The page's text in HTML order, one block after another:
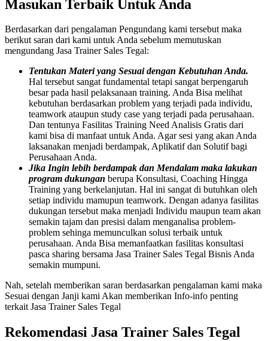
Masukan Terbaik Untuk Anda
Berdasarkan dari pengalaman Pengundang kami tersebut maka
berikut saran dari kami untuk Anda sebelum memutuskan
mengundang Jasa Trainer Sales Tegal:
Tentukan Materi yang Sesuai dengan Kebutuhan Anda.
Hal tersebut sangat fundamental tetapi sangat berpengaruh
besar pada hasil pelaksanaan training. Anda Bisa melihat
kebutuhan berdasarkan problem yang terjadi pada individu,
teamwork ataupun study case yang terjadi pada perusahaan.
Dan tentunya Fasilitas Training Need Analisis Gratis dari
kami bisa di manfaat untuk Anda. Agar sesi yang akan Anda
laksanakan menjadi berdampak, Aplikatif dan Solutif bagi
Perusahaan Anda.
Jika Ingin lebih berdampak dan Mendalam maka lakukan
program dukungan berupa Konsultasi, Coaching Hingga
Training yang berkelanjutan. Hal ini sangat di butuhkan oleh
setiap individu mamupun teamwork. Dengan adanya fasilitas
dukungan tersebut maka menjadi Individu maupun team akan
semakin tajam dan presisi dalam menganalisa problem-
problem sehinga memunculkan solusi terbaik untuk
perusahaan. Anda Bisa memanfaatkan fasilitas konsultasi
pasca sharing bersama Jasa Trainer Sales Tegal Bisnis Anda
semakin mumpuni.
Nah, setelah memberikan saran berdasarkan pengalaman kami maka
Sesuai dengan Janji kami Akan memberikan Info-info penting
terkait Jasa Trainer Sales Tegal
Rekomendasi Jasa Trainer Sales Tegal